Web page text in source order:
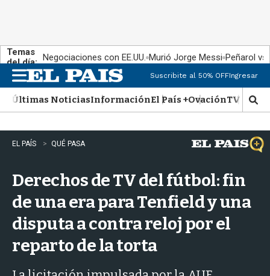
Temas
del día: Negociaciones con EE.UU. Murió Jorge Messi Peñarol
n
u
Suscribite al 50% OFFIngresar
Últimas NoticiasInformaciónEl País +OvaciónTV Show
M
o
s
t
r
EL PAÍS QUÉ PASA
Derechos de TV del fútbol: fin
de una era para Tenfield y una
disputa a contra reloj por el
reparto de la torta